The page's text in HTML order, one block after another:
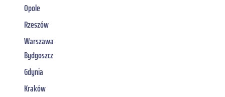
Opole
Rzeszów
Warszawa
Bydgoszcz
Gdynia
Kraków